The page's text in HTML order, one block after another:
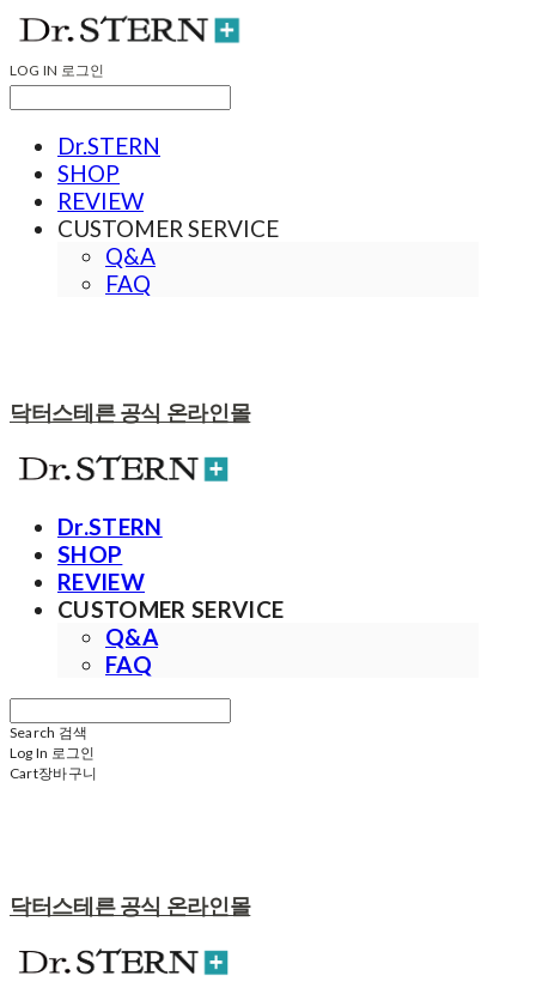
LOG IN 로그인
Dr.STERN
SHOP
REVIEW
CUSTOMER SERVICE
Q&A
FAQ
닥터스테른 공식 온라인몰
Dr.STERN
SHOP
REVIEW
CUSTOMER SERVICE
Q&A
FAQ
Search 검색
Log In 로그인
Cart장바구니
닥터스테른 공식 온라인몰